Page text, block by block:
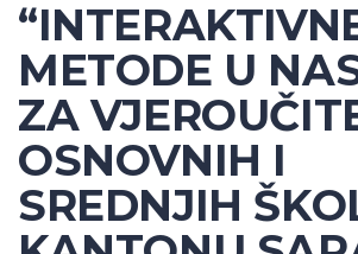
METODE U
ZA
OSNOVNIH I
SREDNJIH